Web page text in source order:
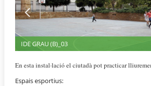
IDE GRAU (B)_03
En esta instal·lació el ciutadà pot practicar
Espais esportius: